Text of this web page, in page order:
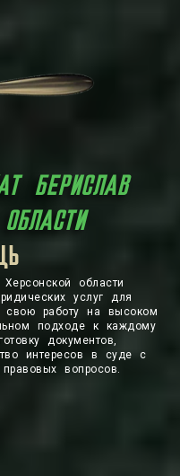
БЕРИСЛАВ
области
услуг для
свою работу на высоком
подходе к каждому
документов,
интересов в суде с
вопросов.